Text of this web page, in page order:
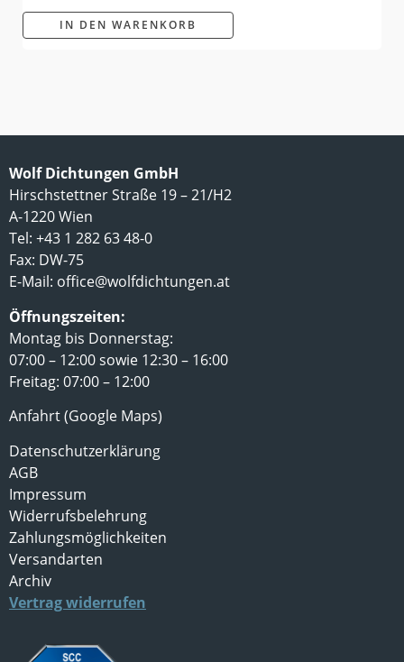
IN DEN WARENKORB
Wolf Dichtungen GmbH
Hirschstettner Straße 19 – 21/H2
A-1220 Wien
Tel: +43 1 282 63 48-0
Fax: DW-75
E-Mail: office@wolfdichtungen.at
Öffnungszeiten:
Montag bis Donnerstag:
07:00 – 12:00 sowie 12:30 – 16:00
Freitag: 07:00 – 12:00
Anfahrt (Google Maps)
Datenschutzerklärung
AGB
Impressum
Widerrufsbelehrung
Zahlungsmöglichkeiten
Versandarten
Archiv
Vertrag widerrufen